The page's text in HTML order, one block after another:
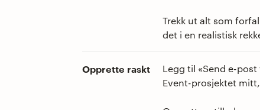
Trekk ut alt som
det i en realistisk
Opprette raskt
Legg til «Send e-
Event-prosjektet